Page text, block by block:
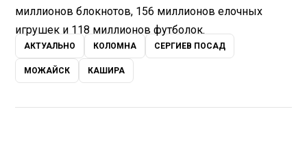
миллионов блокнотов, 156 миллионов елочных
игрушек и 118 миллионов футболок.
АКТУАЛЬНО КОЛОМНА СЕРГИЕВ ПОСАД
МОЖАЙСК КАШИРА